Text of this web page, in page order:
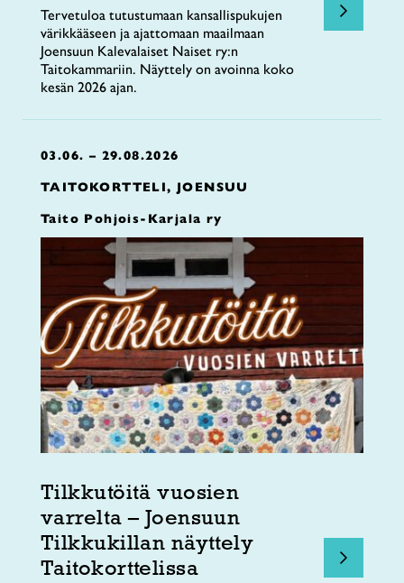
Tervetuloa tutustumaan kansallispukujen
värikkääseen ja ajattomaan maailmaan
Joensuun Kalevalaiset Naiset ry:n
Taitokammariin. Näyttely on avoinna koko
kesän 2026 ajan.
03.06. – 29.08.2026
TAITOKORTTELI, JOENSUU
Taito Pohjois-Karjala ry
Tilkkutöitä vuosien
varrelta – Joensuun
Tilkkukillan näyttely
Taitokorttelissa